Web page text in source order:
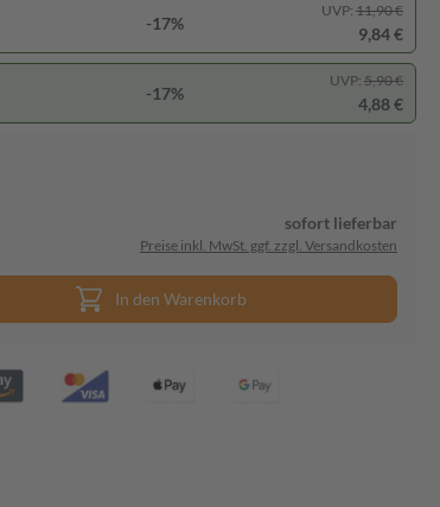
-17%
UVP: 11,90 €
9,84 €
-17%
UVP: 5,90 €
4,88 €
sofort lieferbar
Preise inkl. MwSt. ggf. zzgl. Versandkosten
In den Warenkorb